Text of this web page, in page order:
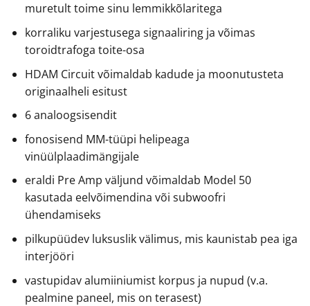
muretult toime sinu lemmikkõlaritega
korraliku varjestusega signaaliring ja võimas
toroidtrafoga toite-osa
HDAM Circuit võimaldab kadude ja moonutusteta
originaalheli esitust
6 analoogsisendit
fonosisend MM-tüüpi helipeaga
vinüülplaadimängijale
eraldi Pre Amp väljund võimaldab Model 50
kasutada eelvõimendina või subwoofri
ühendamiseks
pilkupüüdev luksuslik välimus, mis kaunistab pea iga
interjööri
vastupidav alumiiniumist korpus ja nupud (v.a.
pealmine paneel, mis on terasest)